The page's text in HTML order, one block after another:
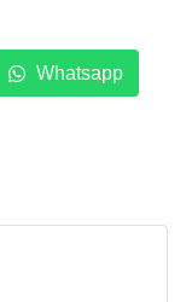
Whatsapp